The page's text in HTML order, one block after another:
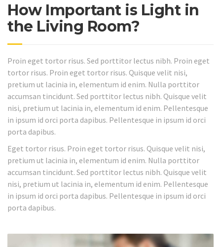
How Important is Light in
the Living Room?
Proin eget tortor risus. Sed porttitor lectus nibh. Proin eget
tortor risus. Proin eget tortor risus. Quisque velit nisi,
pretium ut lacinia in, elementum id enim. Nulla porttitor
accumsan tincidunt. Sed porttitor lectus nibh. Quisque velit
nisi, pretium ut lacinia in, elementum id enim. Pellentesque
in ipsum id orci porta dapibus. Pellentesque in ipsum id orci
porta dapibus.
Eget tortor risus. Proin eget tortor risus. Quisque velit nisi,
pretium ut lacinia in, elementum id enim. Nulla porttitor
accumsan tincidunt. Sed porttitor lectus nibh. Quisque velit
nisi, pretium ut lacinia in, elementum id enim. Pellentesque
in ipsum id orci porta dapibus. Pellentesque in ipsum id orci
porta dapibus.